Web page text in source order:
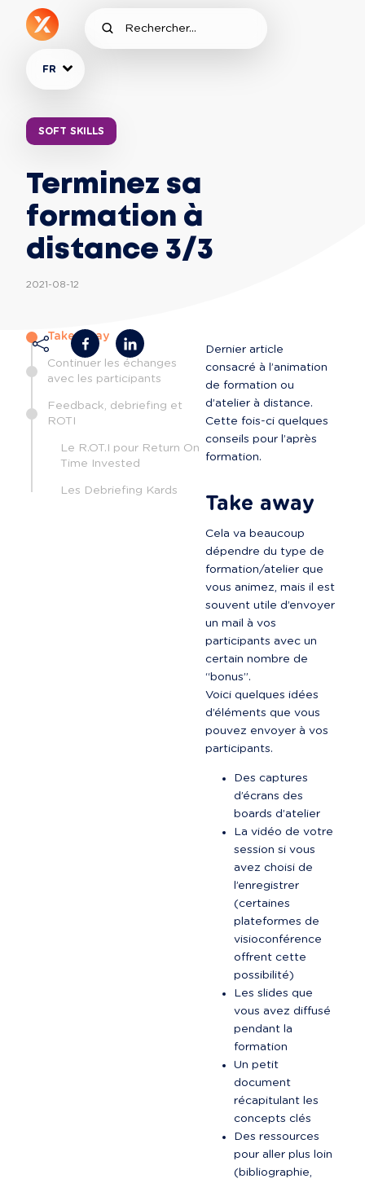
FR
SOFT SKILLS
Terminez sa
formation à
distance 3/3
2021-08-12
Take away
Continuer les échanges
avec les participants
Feedback, debriefing et
ROTI
Le R.OT.I pour Return On
Time Invested
Les Debriefing Kards
Dernier article
consacré à l’animation
de formation ou
d’atelier à distance.
Cette fois-ci quelques
conseils pour l’après
formation.
Take away
Cela va beaucoup
dépendre du type de
formation/atelier que
vous animez, mais il est
souvent utile d’envoyer
un mail à vos
participants avec un
certain nombre de
“bonus”.
Voici quelques idées
d’éléments que vous
pouvez envoyer à vos
participants.
Des captures
d’écrans des
boards d’atelier
La vidéo de votre
session si vous
avez choisi de
l’enregistrer
(certaines
plateformes de
visioconférence
offrent cette
possibilité)
Les slides que
vous avez diffusé
pendant la
formation
Un petit
document
récapitulant les
concepts clés
Des ressources
pour aller plus loin
(bibliographie,